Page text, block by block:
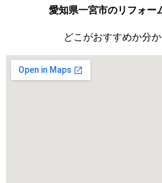
愛知県一宮市のリフォー
どこがおすすめか分